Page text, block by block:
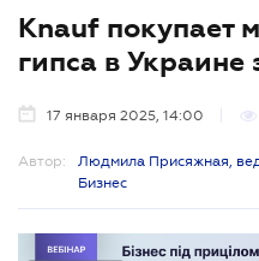
Knauf покупает
гипса в Украине
17 января 2025, 14:00
Автор:
Людмила Присяжная,
Бизнес